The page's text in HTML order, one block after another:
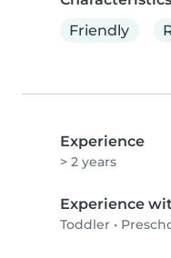
Friendly
Experience
> 2 years
Experience
Toddler •